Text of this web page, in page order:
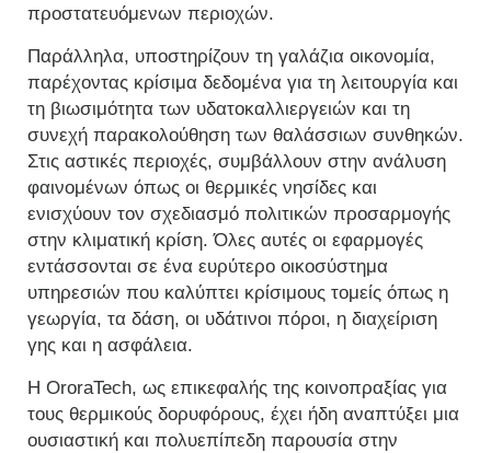
προστατευόμενων περιοχών.
Παράλληλα, υποστηρίζουν τη γαλάζια οικονομία,
παρέχοντας κρίσιμα δεδομένα για τη λειτουργία και
τη βιωσιμότητα των υδατοκαλλιεργειών και τη
συνεχή παρακολούθηση των θαλάσσιων συνθηκών.
Στις αστικές περιοχές, συμβάλλουν στην ανάλυση
φαινομένων όπως οι θερμικές νησίδες και
ενισχύουν τον σχεδιασμό πολιτικών προσαρμογής
στην κλιματική κρίση. Όλες αυτές οι εφαρμογές
εντάσσονται σε ένα ευρύτερο οικοσύστημα
υπηρεσιών που καλύπτει κρίσιμους τομείς όπως η
γεωργία, τα δάση, οι υδάτινοι πόροι, η διαχείριση
γης και η ασφάλεια.
Η OroraTech, ως επικεφαλής της κοινοπραξίας για
τους θερμικούς δορυφόρους, έχει ήδη αναπτύξει μια
ουσιαστική και πολυεπίπεδη παρουσία στην